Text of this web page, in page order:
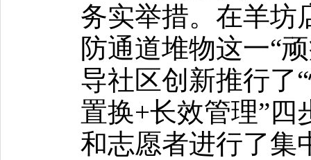
务实举措。在羊坊
防通道堆物这一“
导社区创新推行了
置换+长效管理”四
和志愿者进行了集